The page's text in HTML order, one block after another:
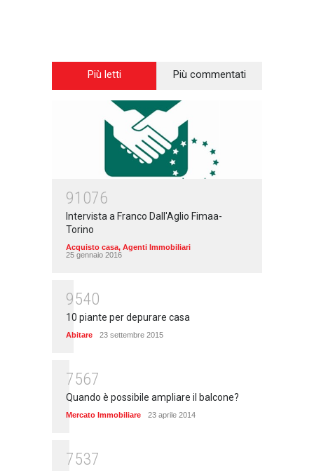
Più letti Più commentati
91076
Intervista a Franco Dall'Aglio Fimaa-
Torino
Acquisto casa, Agenti Immobiliari
25 gennaio 2016
9540
10 piante per depurare casa
Abitare 23 settembre 2015
7567
Quando è possibile ampliare il balcone?
Mercato Immobiliare 23 aprile 2014
7537